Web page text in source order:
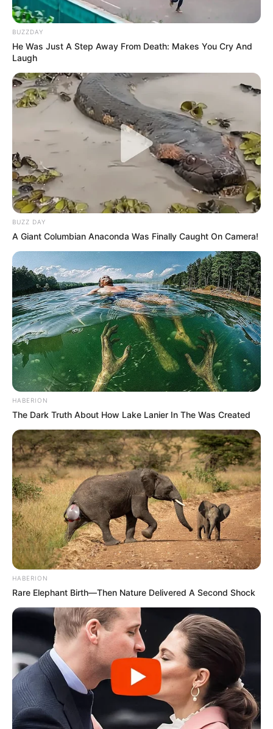
BUZZDAY
He Was Just A Step Away From Death: Makes You Cry And
Laugh
BUZZ DAY
A Giant Columbian Anaconda Was Finally Caught On Camera!
HABERION
The Dark Truth About How Lake Lanier In The Was Created
HABERION
Rare Elephant Birth—Then Nature Delivered A Second Shock